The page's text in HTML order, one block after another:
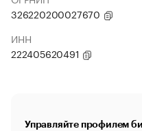
326220200027670
ИНН
222405620491
Управляйте профилем